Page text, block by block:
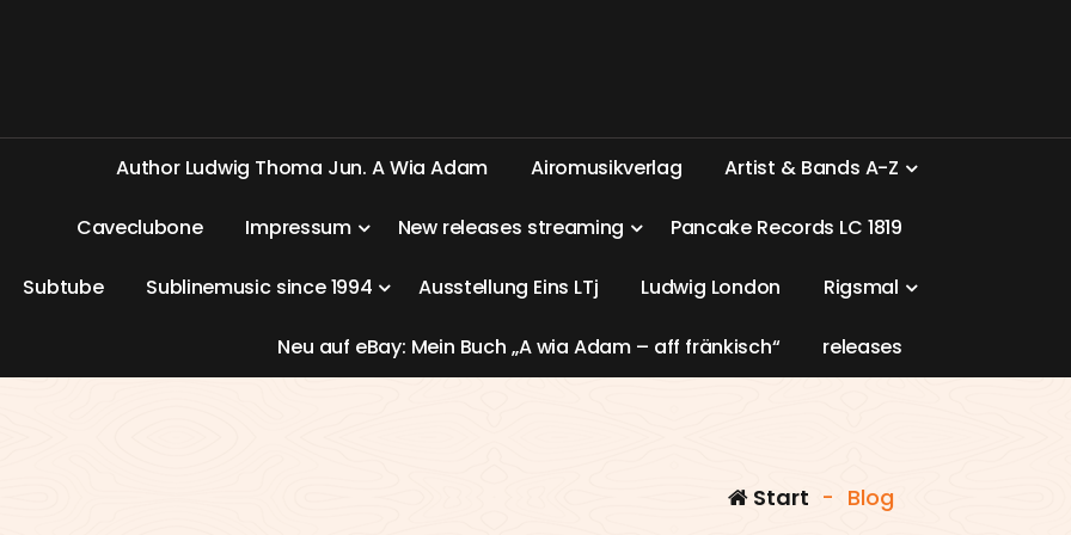
Author Ludwig Thoma Jun. AWia Adam Airomusikverlag Artist & Bands A-Z
Caveclubone Impressum New releases streaming Pancake Records LC 1819
Subtube Sublinemusic since1994 Ausstellung Eins LTj Ludwig London Rigsmal
Neu auf eBay: Mein Buch „Awia Adam – aff fränkisch“ releases
Start - Blog